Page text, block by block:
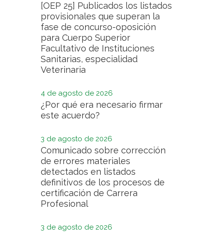
[OEP 25] Publicados los listados
provisionales que superan la
fase de concurso-oposición
para Cuerpo Superior
Facultativo de Instituciones
Sanitarias, especialidad
Veterinaria
4 de agosto de 2026
¿Por qué era necesario firmar
este acuerdo?
3 de agosto de 2026
Comunicado sobre corrección
de errores materiales
detectados en listados
definitivos de los procesos de
certificación de Carrera
Profesional
3 de agosto de 2026